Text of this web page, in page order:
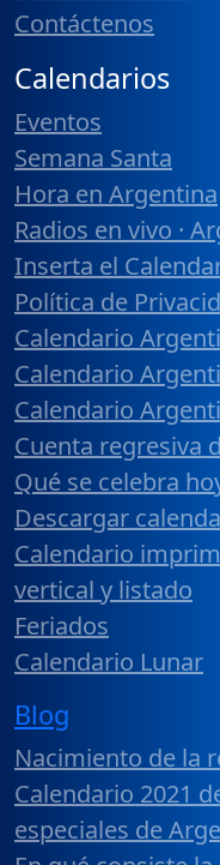
Contáctenos
Calendarios
Eventos
Semana Santa
Hora en Argentina
Radios en vivo ·
Inserta el
Política de
Calendario
Calendario
Calendario
Cuenta regresiva
Qué se celebra
Descargar
Calendario
vertical y listado
Feriados
Calendario Lunar
Blog
Nacimiento de la
Calendario 2021
especiales de